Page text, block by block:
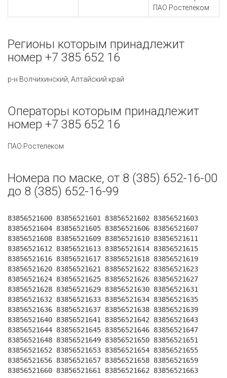
ПАО Ростелеком
Регионы которым принадлежит
номер +7 385 652 16
р-н Волчихинский, Алтайский край
Операторы которым принадлежит
номер +7 385 652 16
ПАО Ростелеком
Номера по маске, от 8 (385) 652-16-00
до 8 (385) 652-16-99
83856521600 83856521601 83856521602 83856521603
83856521604 83856521605 83856521606 83856521607
83856521608 83856521609 83856521610 83856521611
83856521612 83856521613 83856521614 83856521615
83856521616 83856521617 83856521618 83856521619
83856521620 83856521621 83856521622 83856521623
83856521624 83856521625 83856521626 83856521627
83856521628 83856521629 83856521630 83856521631
83856521632 83856521633 83856521634 83856521635
83856521636 83856521637 83856521638 83856521639
83856521640 83856521641 83856521642 83856521643
83856521644 83856521645 83856521646 83856521647
83856521648 83856521649 83856521650 83856521651
83856521652 83856521653 83856521654 83856521655
83856521656 83856521657 83856521658 83856521659
83856521660 83856521661 83856521662 83856521663